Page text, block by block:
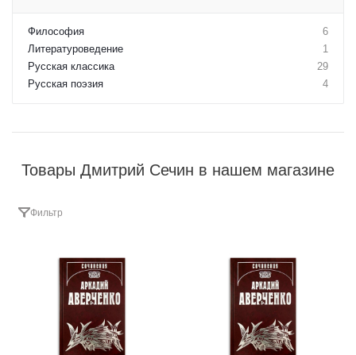
Философия
6
Литературоведение
1
Русская классика
29
Русская поэзия
4
Товары Дмитрий Сечин в нашем магазине
Фильтр